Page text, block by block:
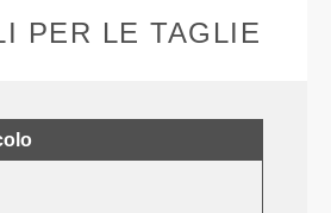
PER LE TAGLIE